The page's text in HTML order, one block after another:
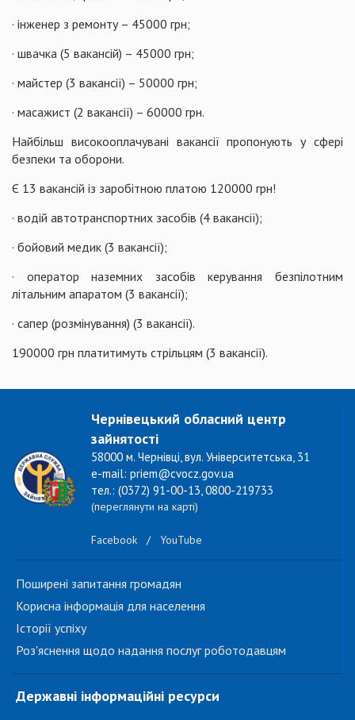
· інженер з ремонту – 45000 грн;
· швачка (5 вакансій) – 45000 грн;
· майстер (3 вакансії) – 50000 грн;
· масажист (2 вакансії) – 60000 грн.
Найбільш високооплачувані вакансії пропонують у сфері
безпеки та оборони.
Є 13 вакансій із заробітною платою 120000 грн!
· водій автотранспортних засобів (4 вакансії);
· бойовий медик (3 вакансії);
· оператор наземних засобів керування безпілотним
літальним апаратом (3 вакансії);
· сапер (розмінування) (3 вакансії).
190000 грн платитимуть стрільцям (3 вакансії).
Чернівецький обласний центр
зайнятості
58000 м. Чернівці, вул. Університетська, 31
e-mail: priem@cvocz.gov.ua
тел.: (0372) 91-00-13, 0800-219733
(переглянути на карті)
Facebook / YouTube
Поширені запитання громадян
Корисна інформація для населення
Історії успіху
Роз'яснення щодо надання послуг роботодавцям
Державні інформаційні ресурси